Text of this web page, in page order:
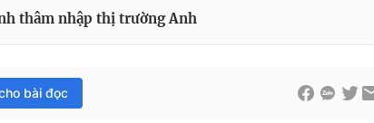
thâm nhập thị trường Anh
bài đọc